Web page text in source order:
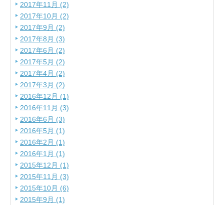
2017年11月 (2)
2017年10月 (2)
2017年9月 (2)
2017年8月 (3)
2017年6月 (2)
2017年5月 (2)
2017年4月 (2)
2017年3月 (2)
2016年12月 (1)
2016年11月 (3)
2016年6月 (3)
2016年5月 (1)
2016年2月 (1)
2016年1月 (1)
2015年12月 (1)
2015年11月 (3)
2015年10月 (6)
2015年9月 (1)